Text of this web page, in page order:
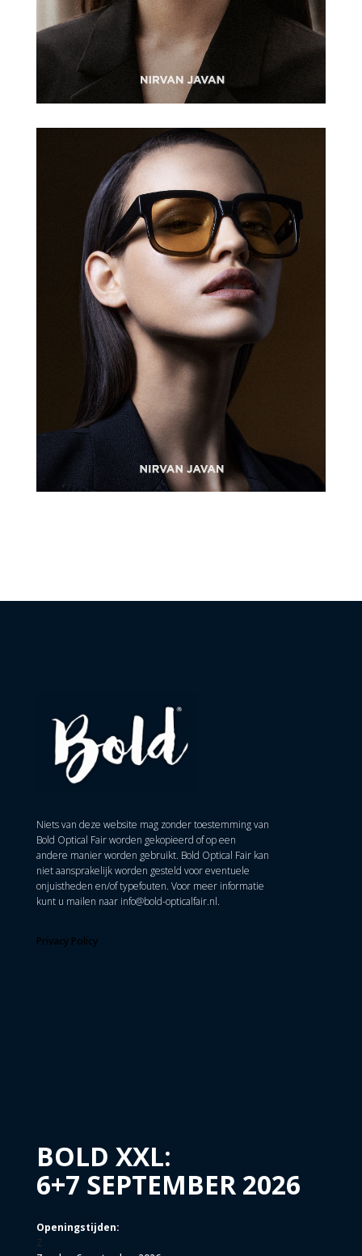
Niets van deze website mag zonder toestemming van
Bold Optical Fair worden gekopieerd of op een
andere manier worden gebruikt. Bold Optical Fair kan
niet aansprakelijk worden gesteld voor eventuele
onjuistheden en/of typefouten. Voor meer informatie
kunt u mailen naar info@bold-opticalfair.nl.
Privacy Policy
BOLD XXL:
6+7 SEPTEMBER 2026
Openingstijden:
Z